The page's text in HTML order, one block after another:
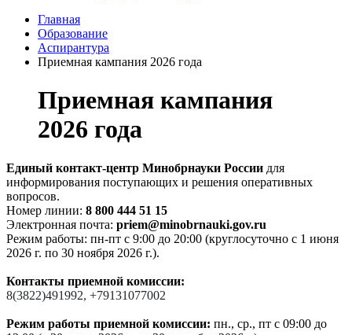
Главная
Образование
Аспирантура
Приемная кампания 2026 года
Приемная кампания
2026 года
Единый контакт-центр Минобрнауки России для
информирования поступающих и решения оперативных
вопросов.
Номер линии: 8 800 444 51 15
Электронная почта: priem@minobrnauki.gov.ru
Режим работы: пн-пт с 9:00 до 20:00 (круглосуточно с 1 июня
2026 г. по 30 ноября 2026 г.).
Контакты приемной комиссии:
8(3822)491992, +79131077002
Режим работы приемной комиссии: пн., ср., пт с 09:00 до